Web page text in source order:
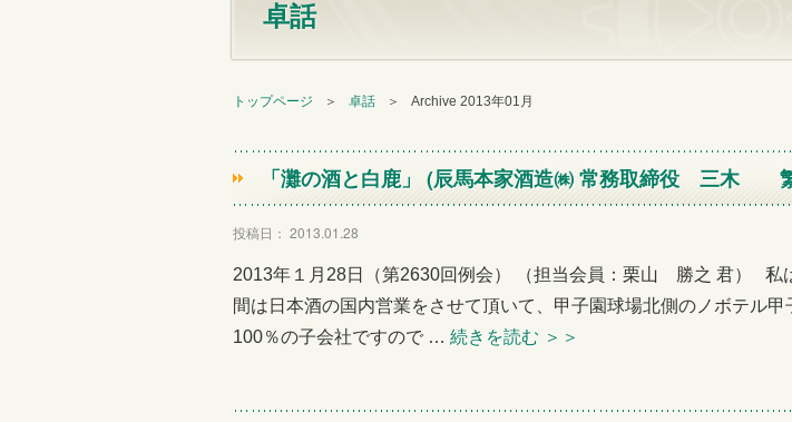
卓話
トップページ ＞ 卓話 ＞ Archive 2013年01月
「灘の酒と白鹿」 (辰馬本家酒造㈱ 常務取締役 三木
投稿日： 2013.01.28
2013年１月28日（第2630回例会） （担当会員：栗山 勝之 君） 私
間は日本酒の国内営業をさせて頂いて、甲子園球場北側のノボテル
100％の子会社ですので … 続きを読む ＞＞